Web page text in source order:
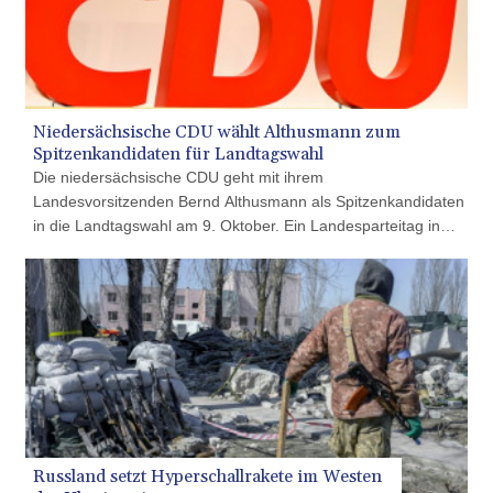
103284.103894
LKR 386.869037
LRD 208.186862
LSL 18.737893
LTL 3.406053
LVL 0.697755
LYD 7.336566
MAD 10.74989
MDL 20.056874
MGA
MKD 61.568318
MMK
2421.882171
MNT
4148.114639
MOP 9.32038
MRU 46.367858
MUR 54.296451
MVR 17.833845
Niedersächsische CDU wählt Althusmann zum
Spitzenkandidaten für Landtagswahl
Die niedersächsische CDU geht mit ihrem
Landesvorsitzenden Bernd Althusmann als Spitzenkandidaten
in die Landtagswahl am 9. Oktober. Ein Landesparteitag in
Hannover wählte den 55-Jährigen am Samstag einstimmig
zum Spitzenkandidaten. Althusmann war bereits bei der
Landtagswahl 2017 der Spitzenkandidat der CDU. Die
Christdemokraten verloren damals jedoch gegen die SPD von